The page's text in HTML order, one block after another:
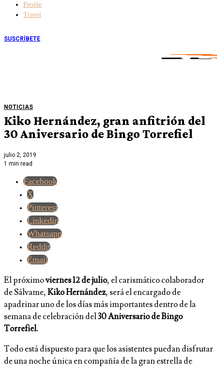
People
Travel
SUSCRÍBETE
NOTICIAS
Kiko Hernández, gran anfitrión del
30 Aniversario de Bingo Torrefiel
julio 2, 2019
1 min read
Facebook
X
Pinterest
Linkedin
Whatsapp
Reddit
Email
El próximoviernes 12 de julio, el carismático colaborador
de Sálvame,Kiko Hernández, será el encargado de
apadrinar uno de los días más importantes dentro de la
semana de celebración del30 Aniversario de Bingo
Torrefiel.
Todo está dispuesto para que los asistentes puedan disfrutar
de una noche única en compañía de la gran estrella de